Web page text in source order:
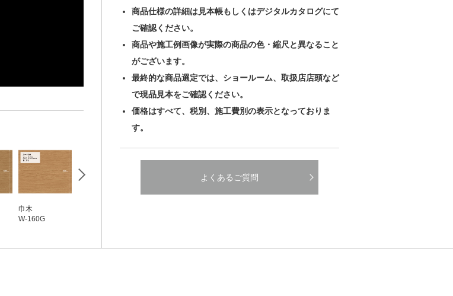
巾木
W-160G
商品仕様の詳細は見本帳もしくはデジタルカタログにて
ご確認ください。
商品や施工例画像が実際の商品の色・縮尺と異なること
がございます。
最終的な商品選定では、ショールーム、取扱店店頭など
で現品見本をご確認ください。
価格はすべて、税別、施工費別の表示となっておりま
す。
よくあるご質問